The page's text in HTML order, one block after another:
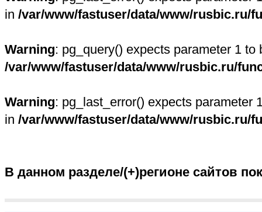
in /var/www/fastuser/data/www/rusbic.ru/
Warning: pg_query() expects parameter 1
/var/www/fastuser/data/www/rusbic.ru/
Warning: pg_last_error() expects parameter
in /var/www/fastuser/data/www/rusbic.ru/
В данном разделе/(+)регионе сайтов